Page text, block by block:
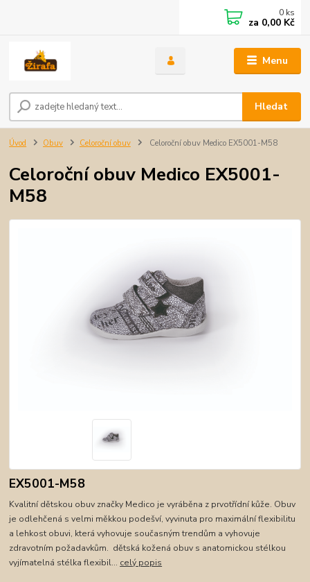
Menu
Hledat
0 ks
za 0,00 Kč
Úvod Obuv Celoroční obuv Celoroční obuv Medico EX5001-M58
Celoroční obuv Medico EX5001-
M58
EX5001-M58
Kvalitní dětskou obuv značky Medico je vyráběna z prvotřídní kůže. Obuv
je odlehčená s velmi měkkou podešví, vyvinuta pro maximální flexibilitu
a lehkost obuvi, která vyhovuje současným trendům a vyhovuje
zdravotním požadavkům. dětská kožená obuv s anatomickou stélkou
vyjímatelná stélka flexibil... celý popis